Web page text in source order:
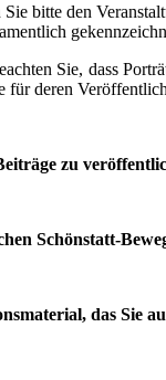
bitte den
Sie, dass
für deren
zu
Schönstatt-
das Sie